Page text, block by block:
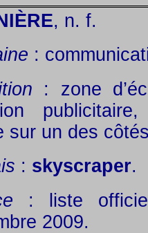
, n. f.
:
: zone
sur un des
: skyscraper.
: liste
2009.